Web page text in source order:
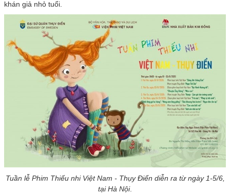
khán giả nhỏ tuổi.
Tuần lễ Phim Thiếu nhi Việt Nam - Thụy Điển diễn ra từ ngày 1-5/6,
tại Hà Nội.